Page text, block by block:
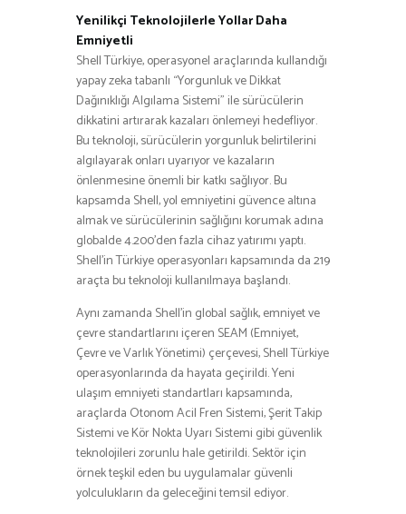
Yenilikçi Teknolojilerle Yollar Daha
Emniyetli
Shell Türkiye, operasyonel araçlarında kullandığı
yapay zeka tabanlı “Yorgunluk ve Dikkat
Dağınıklığı Algılama Sistemi” ile sürücülerin
dikkatini artırarak kazaları önlemeyi hedefliyor.
Bu teknoloji, sürücülerin yorgunluk belirtilerini
algılayarak onları uyarıyor ve kazaların
önlenmesine önemli bir katkı sağlıyor. Bu
kapsamda Shell, yol emniyetini güvence altına
almak ve sürücülerinin sağlığını korumak adına
globalde 4.200’den fazla cihaz yatırımı yaptı.
Shell’in Türkiye operasyonları kapsamında da 219
araçta bu teknoloji kullanılmaya başlandı.
Aynı zamanda Shell’in global sağlık, emniyet ve
çevre standartlarını içeren SEAM (Emniyet,
Çevre ve Varlık Yönetimi) çerçevesi, Shell Türkiye
operasyonlarında da hayata geçirildi. Yeni
ulaşım emniyeti standartları kapsamında,
araçlarda Otonom Acil Fren Sistemi, Şerit Takip
Sistemi ve Kör Nokta Uyarı Sistemi gibi güvenlik
teknolojileri zorunlu hale getirildi. Sektör için
örnek teşkil eden bu uygulamalar güvenli
yolculukların da geleceğini temsil ediyor.